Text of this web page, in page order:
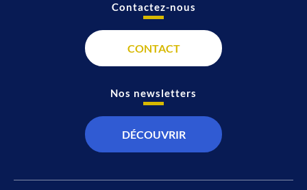
Contactez-nous
CONTACT
Nos newsletters
DÉCOUVRIR